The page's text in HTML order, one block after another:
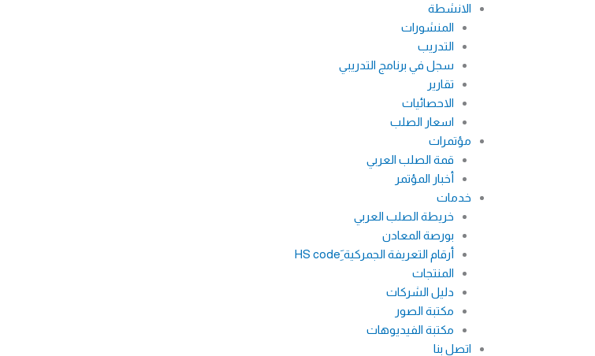
الانشطة
المنشورات
التدريب
سجل في برنامج التدريبي
تقارير
الاحصائيات
اسعار الصلب
مؤتمرات
قمة الصلب العربي
أخبار المؤتمر
خدمات
خريطة الصلب العربي
بورصة المعادن
أرقام التعريفة الجمركية َِHS code
المنتجات
دليل الشركات
مكتبة الصور
مكتبة الفيديوهات
اتصل بنا